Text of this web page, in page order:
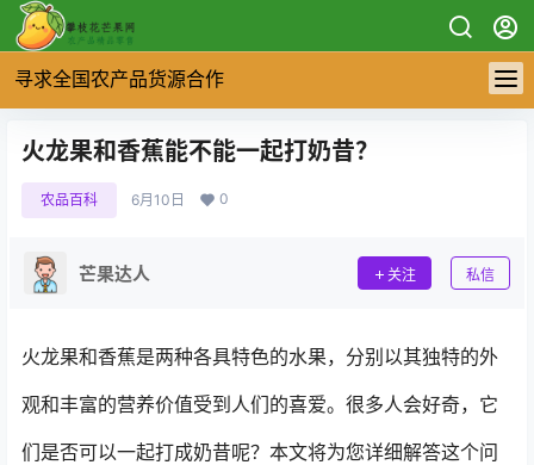
寻求全国农产品货源合作
火龙果和香蕉能不能一起打奶昔？
农品百科 6月10日 0
芒果达人 关注 私信
火龙果和香蕉是两种各具特色的水果，分别以其独特的外
观和丰富的营养价值受到人们的喜爱。很多人会好奇，它
们是否可以一起打成奶昔呢？本文将为您详细解答这个问